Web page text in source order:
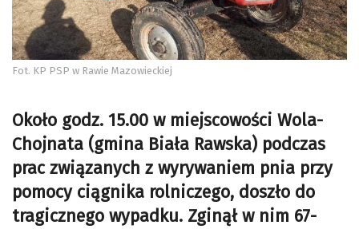
Fot. KP PSP w Rawie Mazowieckiej
Około godz. 15.00 w miejscowości Wola-
Chojnata (gmina Biała Rawska) podczas
prac związanych z wyrywaniem pnia przy
pomocy ciągnika rolniczego, doszło do
tragicznego wypadku. Zginął w nim 67-